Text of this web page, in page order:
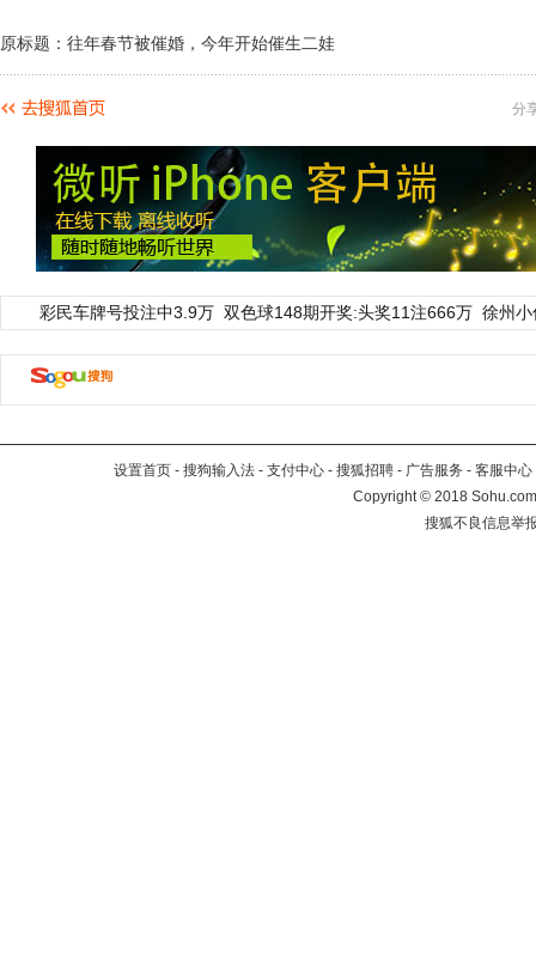
原标题：往年春节被催婚，今年开始催生二娃
分
彩民车牌号投注中3.9万 双色球148期开奖:头奖11注666万 徐州
设置首页 - 搜狗输入法 - 支付中心 - 搜狐招聘 - 广告服务 - 客服中心
Copyright©2018
搜狐不良信息举